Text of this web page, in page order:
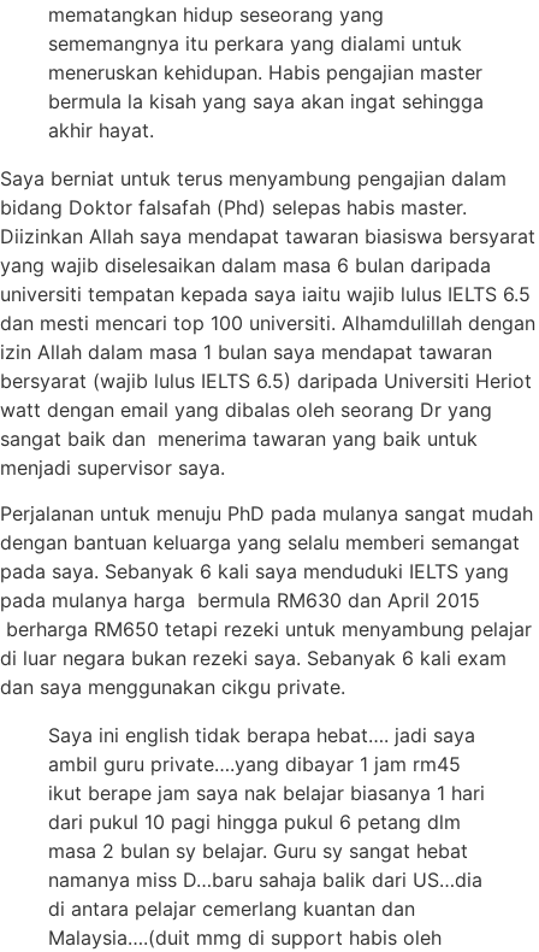
mematangkan hidup seseorang yang
sememangnya itu perkara yang dialami untuk
meneruskan kehidupan. Habis pengajian master
bermula la kisah yang saya akan ingat sehingga
akhir hayat.
Saya berniat untuk terus menyambung pengajian dalam
bidang Doktor falsafah (Phd) selepas habis master.
Diizinkan Allah saya mendapat tawaran biasiswa bersyarat
yang wajib diselesaikan dalam masa 6 bulan daripada
universiti tempatan kepada saya iaitu wajib lulus IELTS 6.5
dan mesti mencari top 100 universiti. Alhamdulillah dengan
izin Allah dalam masa 1 bulan saya mendapat tawaran
bersyarat (wajib lulus IELTS 6.5) daripada Universiti Heriot
watt dengan email yang dibalas oleh seorang Dr yang
sangat baik dan menerima tawaran yang baik untuk
menjadi supervisor saya.
Perjalanan untuk menuju PhD pada mulanya sangat mudah
dengan bantuan keluarga yang selalu memberi semangat
pada saya. Sebanyak 6 kali saya menduduki IELTS yang
pada mulanya harga bermula RM630 dan April 2015
berharga RM650 tetapi rezeki untuk menyambung pelajar
di luar negara bukan rezeki saya. Sebanyak 6 kali exam
dan saya menggunakan cikgu private.
Saya ini english tidak berapa hebat…. jadi saya
ambil guru private….yang dibayar 1 jam rm45
ikut berape jam saya nak belajar biasanya 1 hari
dari pukul 10 pagi hingga pukul 6 petang dlm
masa 2 bulan sy belajar. Guru sy sangat hebat
namanya miss D…baru sahaja balik dari US…dia
di antara pelajar cemerlang kuantan dan
Malaysia….(duit mmg di support habis oleh